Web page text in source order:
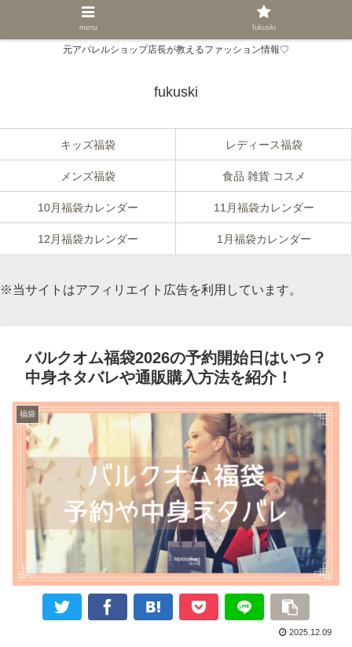
元アパレルショップ店長が教えるファッション情報♡
fukuski
キッズ福袋 レディース福袋
メンズ福袋 食品 雑貨 コスメ
10月福袋カレンダー 11月福袋カレンダー
12月福袋カレンダー 1月福袋カレンダー
※当サイトはアフィリエイト広告を利用しています。
バルクオム福袋2026の予約開始日はいつ？
中身ネタバレや通販購入方法を紹介！
福袋
2025.12.09
menu fukuski